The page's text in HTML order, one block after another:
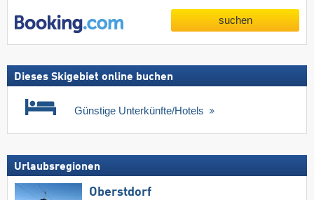
suchen
Dieses Skigebiet online buchen
Günstige Unterkünfte/Hotels
Urlaubsregionen
Oberstdorf